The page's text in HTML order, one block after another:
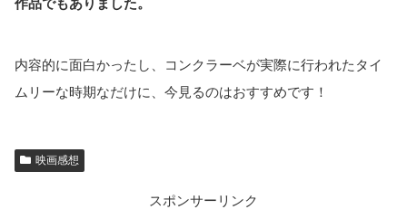
作品でもありました。
内容的に面白かったし、コンクラーベが実際に行われたタイ
ムリーな時期なだけに、今見るのはおすすめです！
映画感想
スポンサーリンク